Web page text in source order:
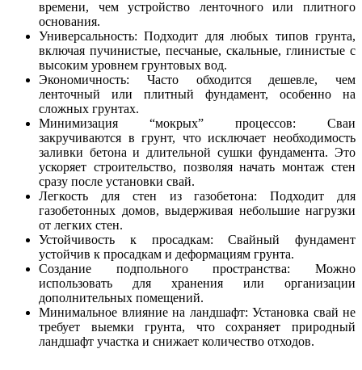
времени, чем устройство ленточного или плитного
основания.
Универсальность: Подходит для любых типов грунта,
включая пучинистые, песчаные, скальные, глинистые с
высоким уровнем грунтовых вод.
Экономичность: Часто обходится дешевле, чем
ленточный или плитный фундамент, особенно на
сложных грунтах.
Минимизация “мокрых” процессов: Сваи
закручиваются в грунт, что исключает необходимость
заливки бетона и длительной сушки фундамента. Это
ускоряет строительство, позволяя начать монтаж стен
сразу после установки свай.
Легкость для стен из газобетона: Подходит для
газобетонных домов, выдерживая небольшие нагрузки
от легких стен.
Устойчивость к просадкам: Свайный фундамент
устойчив к просадкам и деформациям грунта.
Создание подпольного пространства: Можно
использовать для хранения или организации
дополнительных помещений.
Минимальное влияние на ландшафт: Установка свай не
требует выемки грунта, что сохраняет природный
ландшафт участка и снижает количество отходов.